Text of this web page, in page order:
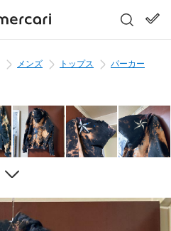
メンズ トップス パーカー